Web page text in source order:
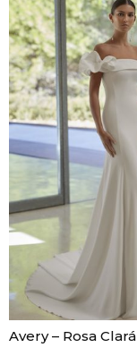
Avery – Rosa Clará